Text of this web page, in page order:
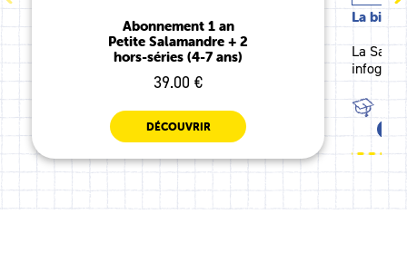
Abonnement 1 an
Petite Salamandre + 2
hors-séries (4-7 ans)
39.00 €
DÉCOUVRIR
La
La